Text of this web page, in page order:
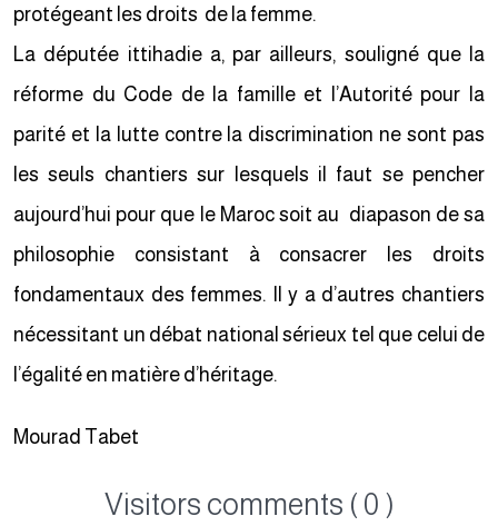
protégeant les droits de la femme.
La députée ittihadie a, par ailleurs, souligné que la
réforme du Code de la famille et l’Autorité pour la
parité et la lutte contre la discrimination ne sont pas
les seuls chantiers sur lesquels il faut se pencher
aujourd’hui pour que le Maroc soit au diapason de sa
philosophie consistant à consacrer les droits
fondamentaux des femmes. Il y a d’autres chantiers
nécessitant un débat national sérieux tel que celui de
l’égalité en matière d’héritage.
Mourad Tabet
Visitors comments ( 0 )